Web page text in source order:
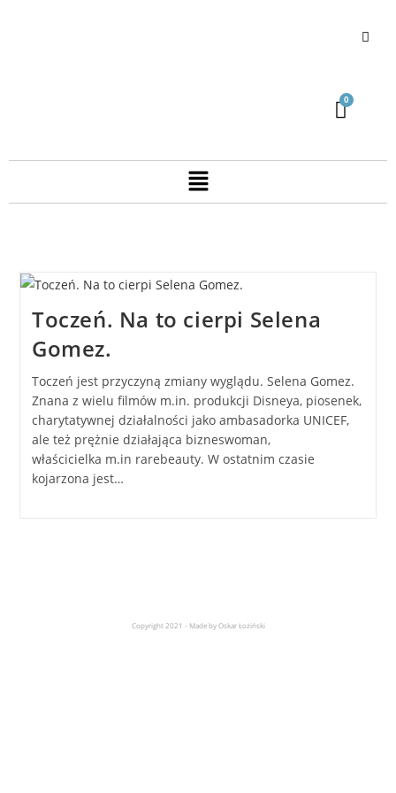
Toczeń. Na to cierpi Selena
Gomez.
Toczeń jest przyczyną zmiany wyglądu. Selena Gomez.
Znana z wielu filmów m.in. produkcji Disneya, piosenek,
charytatywnej działalności jako ambasadorka UNICEF,
ale też prężnie działająca bizneswoman,
właścicielka m.in rarebeauty. W ostatnim czasie
kojarzona jest…
Copyright 2021 - Made by Oskar Łoziński